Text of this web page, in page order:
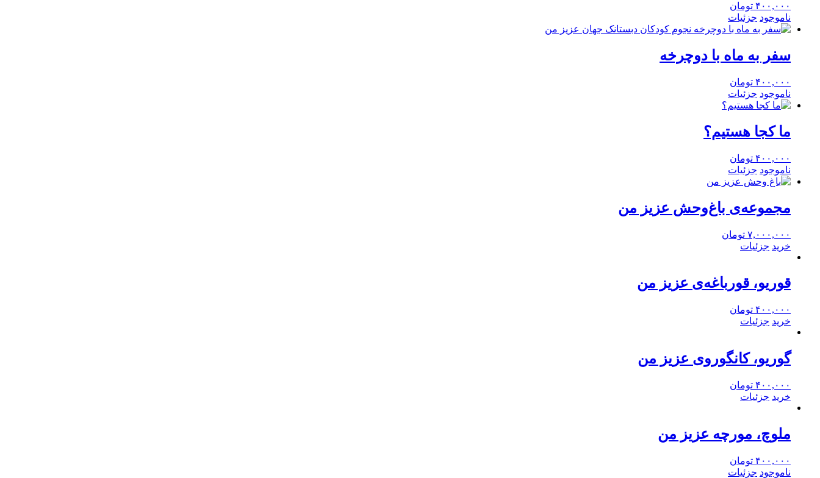
۴۰۰,۰۰۰ تومان
ناموجود جزئیات
سفر به ماه با دوچرخه
۴۰۰,۰۰۰ تومان
ناموجود جزئیات
ما کجا هستیم؟
۴۰۰,۰۰۰ تومان
ناموجود جزئیات
مجموعه‌ی باغ‌وحش عزیز من
۷,۰۰۰,۰۰۰ تومان
خرید جزئیات
قوریو، قورباغه‌ی عزیز من
۴۰۰,۰۰۰ تومان
خرید جزئیات
گوریو، کانگوروی عزیز من
۴۰۰,۰۰۰ تومان
خرید جزئیات
ملوچ، مورچه عزیز من
۴۰۰,۰۰۰ تومان
ناموجود جزئیات